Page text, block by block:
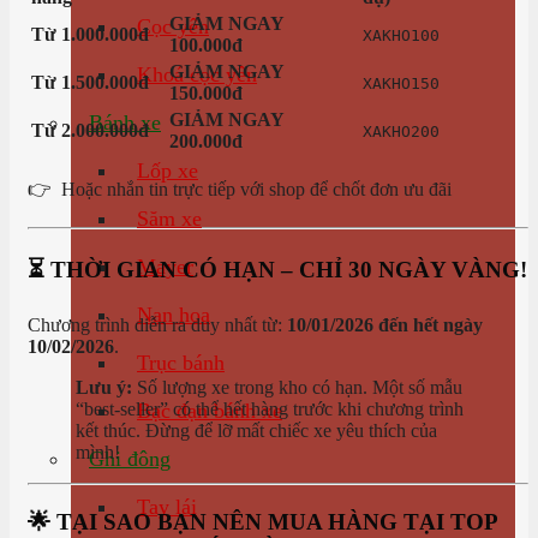
Cọc yên
Khoá cọc yên
Bánh xe
Lốp xe
Săm xe
Mayer
Nan hoa
Trục bánh
Bạc đạn bánh xe
Ghi đông
Tay lái
Từ 1.000.000đ
GIẢM NGAY
100.000đ
XAKHO100
Từ 1.500.000đ
GIẢM NGAY
150.000đ
XAKHO150
Từ 2.000.000đ
GIẢM NGAY
200.000đ
XAKHO200
👉 Hoặc nhắn tin trực tiếp với shop để chốt đơn ưu đãi
⏳ THỜI GIAN CÓ HẠN – CHỈ 30 NGÀY VÀNG!
Chương trình diễn ra duy nhất từ: 10/01/2026 đến hết ngày
10/02/2026.
Lưu ý: Số lượng xe trong kho có hạn. Một số mẫu
“best-seller” có thể hết hàng trước khi chương trình
kết thúc. Đừng để lỡ mất chiếc xe yêu thích của
mình!
🌟 TẠI SAO BẠN NÊN MUA HÀNG TẠI TOP